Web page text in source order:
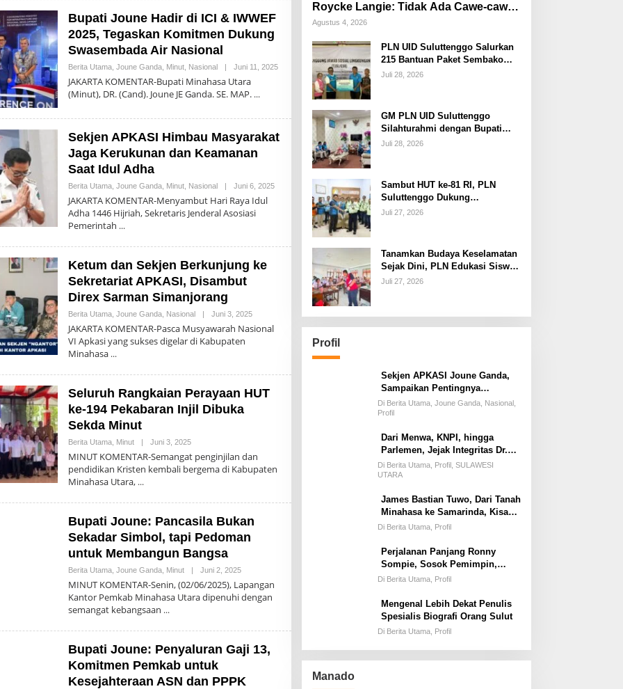
Bupati Joune Hadir di ICI & IWWEF
2025, Tegaskan Komitmen Dukung
Swasembada Air Nasional
Berita Utama, Joune Ganda, Minut, Nasional | Juni 11, 2025Oleh
JAKARTA KOMENTAR-Bupati Minahasa Utara
(Minut), DR. (Cand). Joune JE Ganda. SE. MAP.
Sekjen APKASI Himbau Masyarakat
Jaga Kerukunan dan Keamanan
Saat Idul Adha
Berita Utama, Joune Ganda, Minut, Nasional | Juni 6, 2025Oleh
JAKARTA KOMENTAR-Menyambut Hari Raya Idul
Adha 1446 Hijriah, Sekretaris Jenderal Asosiasi
Pemerintah
Ketum dan Sekjen Berkunjung ke
Sekretariat APKASI, Disambut
Direx Sarman Simanjorang
Berita Utama, Joune Ganda, Nasional | Juni 3, 2025Oleh
JAKARTA KOMENTAR-Pasca Musyawarah Nasional
VI Apkasi yang sukses digelar di Kabupaten
Minahasa
Seluruh Rangkaian Perayaan HUT
ke-194 Pekabaran Injil Dibuka
Sekda Minut
Berita Utama, Minut | Juni 3, 2025Oleh
MINUT KOMENTAR-Semangat penginjilan dan
pendidikan Kristen kembali bergema di Kabupaten
Minahasa Utara,
Bupati Joune: Pancasila Bukan
Sekadar Simbol, tapi Pedoman
untuk Membangun Bangsa
Berita Utama, Joune Ganda, Minut | Juni 2, 2025Oleh
MINUT KOMENTAR-Senin, (02/06/2025), Lapangan
Kantor Pemkab Minahasa Utara dipenuhi dengan
semangat kebangsaan
Bupati Joune: Penyaluran Gaji 13,
Komitmen Pemkab untuk
Kesejahteraan ASN dan PPPK
Roycke Langie: Tidak Ada Cawe-cawe,
Kami Hanya Jalankan Perintah
Agustus 4, 2026
PLN UID Suluttenggo Salurkan
215 Bantuan Paket Sembako
dan Jamin Keandalan
Juli 28, 2026
GM PLN UID Suluttenggo
Silahturahmi dengan Bupati
Kepulauan Sangihe, Bahas
Pascabencana Tamako
Juli 28, 2026
Sambut HUT ke-81 RI, PLN
Suluttenggo Dukung
Produktivitas Industri Lewat
Juli 27, 2026
Tanamkan Budaya Keselamatan
Sejak Dini, PLN Edukasi Siswa
SMAN 3 Tuminting Manado Soal
Juli 27, 2026
Profil
Sekjen APKASI Joune Ganda,
Sampaikan Pentingnya
Kemandirian Fiskal Daerah,
Dihadapan Pimpinan DPR-RI
Di Berita Utama, Joune Ganda, Nasional,
Profil
Dari Menwa, KNPI, hingga
Parlemen, Jejak Integritas Dr.
Elly Regar, Putra Terbaik
Suluun yang Disegani Lintas
Di Berita Utama, Profil, SULAWESI
UTARA
James Bastian Tuwo, Dari Tanah
Minahasa ke Samarinda, Kisah
Cinta, Pengabdian, dan
Di Berita Utama, Profil
Perjalanan Panjang Ronny
Sompie, Sosok Pemimpin,
Penegak Hukum, dan Advokat
Di Berita Utama, Profil
Mengenal Lebih Dekat Penulis
Spesialis Biografi Orang Sulut
Di Berita Utama, Profil
Manado